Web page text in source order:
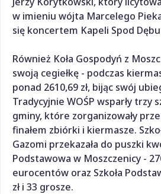
w imieniu wójta Marcelego
się koncertem Kapeli Spod
Również Koła Gospodyń z
swoją cegiełkę - podczas
ponad 2610,69 zł, bijąc swój
Tradycyjnie WOŚP wsparły trzy
gminy, które zorganizowały
finałem zbiórki i kiermasze.
Gazomi przekazała do puszki
Podstawowa w Moszczenicy -
eurocentów oraz Szkoła
zł i 33 grosze.